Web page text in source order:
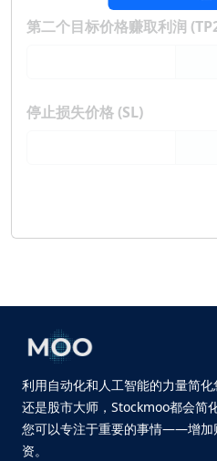
第二个目标价格赚取利润
停止损失价格 (SL)
利用自动化和人工智能的力量简
还是股市大师，Stockmoo都会简
您可以专注于重要的事情——增加
资。